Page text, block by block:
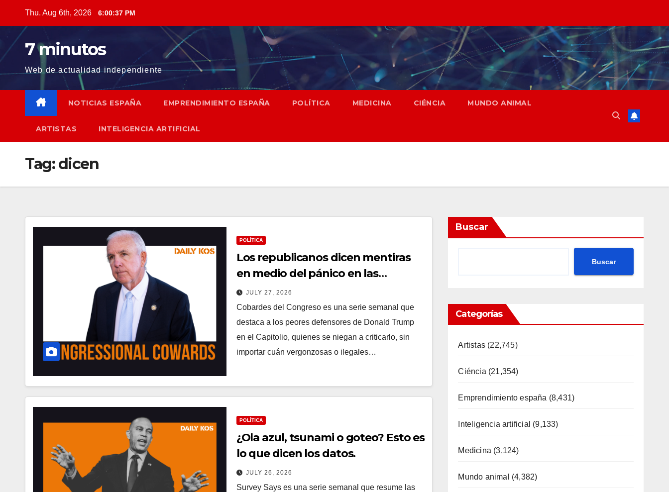
content
Thu. Aug 6th, 2026 6:00:38 PM
7 minutos
Web de actualidad independiente
NOTICIAS ESPAÑA EMPRENDIMIENTO ESPAÑA POLÍTICA MEDICINA CIÉNCIA MUNDO ANIMAL
ARTISTAS INTELIGENCIA ARTIFICIAL
Tag:dicen
POLÍTICA
Los republicanos dicen mentiras
en medio del pánico en las
elecciones intermedias
JULY 27, 2026
Cobardes del Congreso es una serie semanal que
destaca a los peores defensores de Donald Trump
en el Capitolio, quienes se niegan a criticarlo, sin
importar cuán vergonzosas o ilegales…
POLÍTICA
¿Ola azul, tsunami o goteo? Esto es
lo que dicen los datos.
JULY 26, 2026
Survey Says es una serie semanal que resume las
Buscar
Buscar
Categorías
Artistas(22,745)
Ciéncia (21,354)
Emprendimiento españa (8,431)
Inteligencia artificial (9,133)
Medicina (3,124)
Mundo animal (4,382)